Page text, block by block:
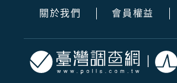
關於我們 會員權益